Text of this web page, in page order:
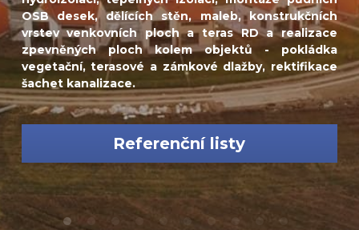
OSB desek, dělících stěn, maleb, konstrukčních
vrstev venkovních ploch a teras RD a realizace
zpevněných ploch kolem objektů - pokládka
vegetační, terasové a zámkové dlažby, rektifikace
šachet kanalizace.
Referenční listy